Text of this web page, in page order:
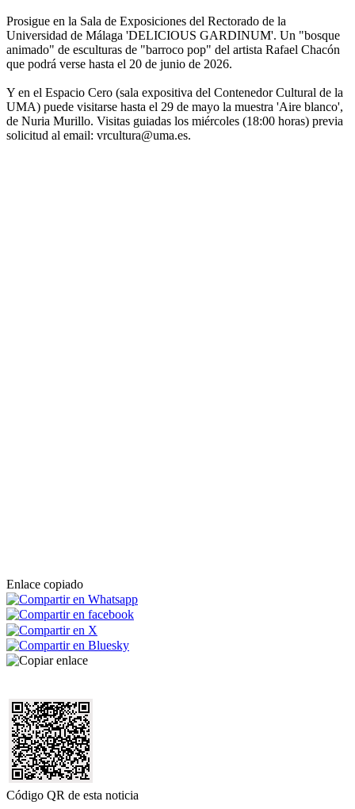
Prosigue en la Sala de Exposiciones del Rectorado de la
Universidad de Málaga 'DELICIOUS GARDINUM'. Un "bosque
animado" de esculturas de "barroco pop" del artista Rafael Chacón
que podrá verse hasta el 20 de junio de 2026.
Y en el Espacio Cero (sala expositiva del Contenedor Cultural de la
UMA) puede visitarse hasta el 29 de mayo la muestra 'Aire blanco',
de Nuria Murillo. Visitas guiadas los miércoles (18:00 horas) previa
solicitud al email: vrcultura@uma.es.
Enlace copiado
Código QR de esta noticia